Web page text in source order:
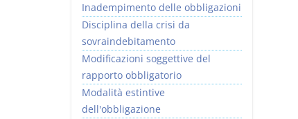
Inadempimento delle obbligazioni
Disciplina della crisi da
sovraindebitamento
Modificazioni soggettive del
rapporto obbligatorio
Modalità estintive
dell'obbligazione